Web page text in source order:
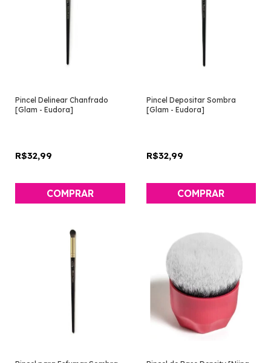
Pincel Delinear Chanfrado
[Glam - Eudora]
R$32,99
Pincel Depositar Sombra
[Glam - Eudora]
R$32,99